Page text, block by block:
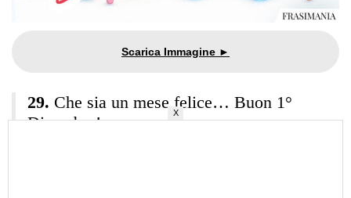
Che sia un mese felice… Buon 1°
Dicembre!
X